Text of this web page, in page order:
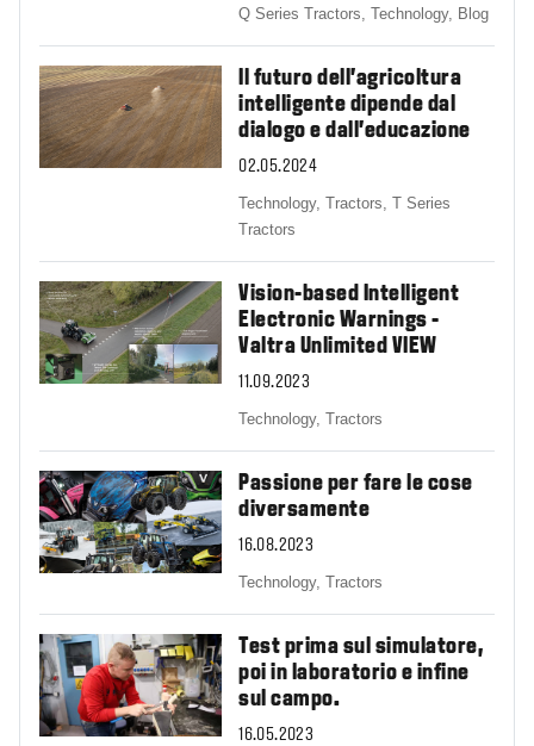
Q Series Tractors,Technology, Blog
Il futuro dell'agricoltura
intelligente dipende dal
dialogo e dall'educazione
02.05.2024
Technology,Tractors,T Series
Tractors
Vision-based Intelligent
Electronic Warnings -
Valtra Unlimited VIEW
11.09.2023
Technology,Tractors
Passione per fare le cose
diversamente
16.08.2023
Technology,Tractors
Test prima sul simulatore,
poi in laboratorio e infine
sul campo.
16.05.2023